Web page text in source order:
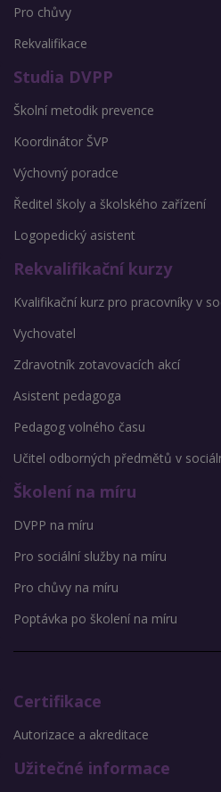
Pro chůvy
Rekvalifikace
Studia DVPP
Školní metodik prevence
Koordinátor ŠVP
Výchovný poradce
Ředitel školy a školského zařízení
Logopedický asistent
Rekvalifikační kurzy
Kvalifikační kurz pro pracovníky v
Vychovatel
Zdravotník zotavovacích akcí
Asistent pedagoga
Pedagog volného času
Učitel odborných předmětů v
Školení na míru
DVPP na míru
Pro sociální služby na míru
Pro chůvy na míru
Poptávka po školení na míru
Certifikace
Autorizace a akreditace
Užitečné informace